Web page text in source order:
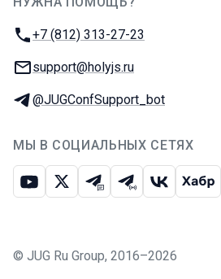
Телефон:
+7 (812) 313-27-23
E-mail:
support@holyjs.ru
Телеграм:
@JUGConfSupport_bot
МЫ В СОЦИАЛЬНЫХ СЕТЯХ
ЮтубИкс Телеграм-чат
Телеграм-канал
ВКонтакте
Хабр
© JUG Ru Group, 2016–2026